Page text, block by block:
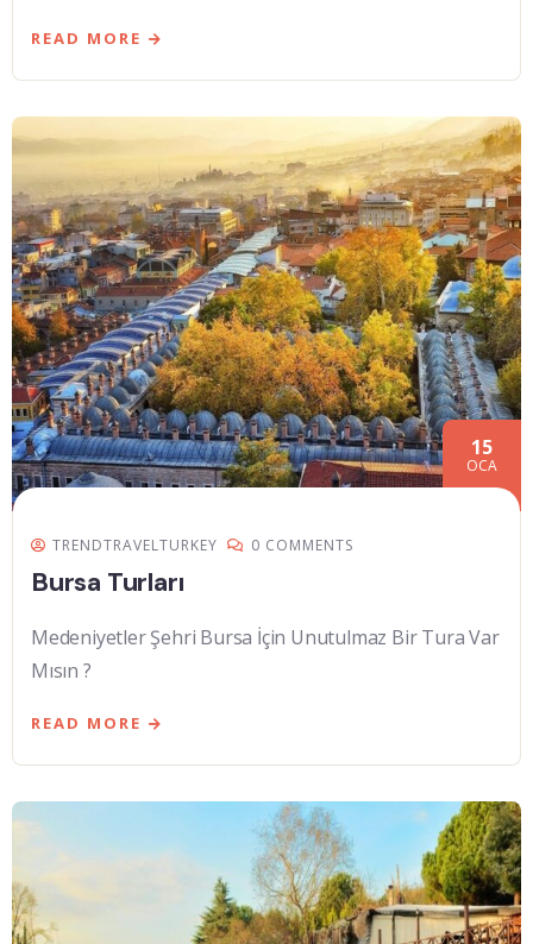
READ MORE
15
OCA
TRENDTRAVELTURKEY 0 COMMENTS
Bursa Turları
Medeniyetler Şehri Bursa İçin Unutulmaz Bir Tura Var
Mısın ?
READ MORE